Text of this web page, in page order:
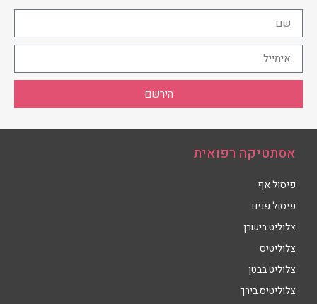
הירשם
אסתטיקה רפואית
פיסול אף
פיסול פנים
צלוליט בישבן
צלוליטיס
צלוליט בבטן
צלוליטיס בירך